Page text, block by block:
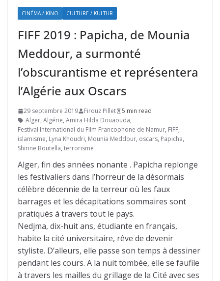
CINÉMA / KINO CULTURE / KULTUR
FIFF 2019 : Papicha, de Mounia
Meddour, a surmonté
l’obscurantisme et représentera
l’Algérie aux Oscars
29 septembre 2019 Firouz Pillet
5 min read
Alger, Algérie, Amira Hilda Douaouda,
Festival International du Film Francophone de Namur, FIFF,
islamisme, Lyna Khoudri, Mounia Meddour, oscars, Papicha,
Shirine Boutella, terrorisme
Alger, fin des années nonante . Papicha replonge
les festivaliers dans l’horreur de la désormais
célèbre décennie de la terreur où les faux
barrages et les décapitations sommaires sont
pratiqués à travers tout le pays.
Nedjma, dix-huit ans, étudiante en français,
habite la cité universitaire, rêve de devenir
styliste. D’alleurs, elle passe son temps à dessiner
pendant les cours. A la nuit tombée, elle se faufile
à travers les mailles du grillage de la Cité avec ses